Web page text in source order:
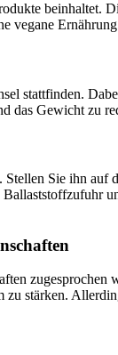
beinhaltet.
stattfinden.
das Gewicht zu
Sie ihn auf
stärken.